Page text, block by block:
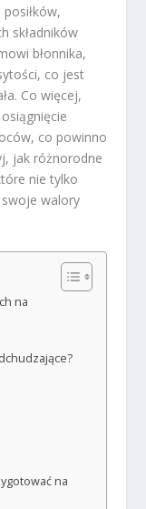
składników
błonnika,
co jest
Co więcej,
co powinno
jak różnorodne
nie tylko
walory
na
na